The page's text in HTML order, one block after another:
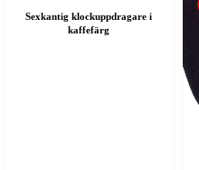
Sexkantig klockuppdragare i
kaffefärg